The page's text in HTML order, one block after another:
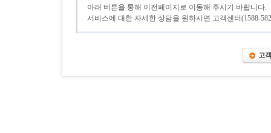
아래 버튼을 통해 이전페이지로 이동해 주시기 바랍니다.
서비스에 대한 자세한 상담을 원하시면 고객센터(1588-